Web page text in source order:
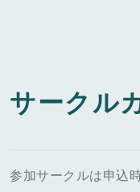
サークル
参加サークルは申込